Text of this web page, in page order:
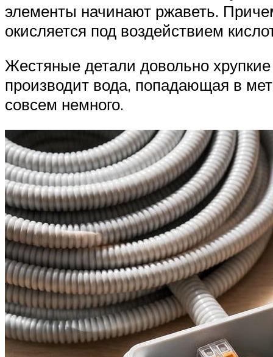
элементы начинают ржаветь.
окисляется под воздействием
Жестяные детали довольно
производит вода, попадающая в
совсем немного.